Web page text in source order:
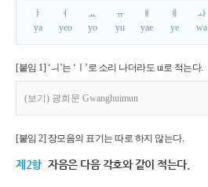
ㅑ
ya
ㅕ
yeo
ㅛ
yo
ㅠ
yu
ㅒ
yae
ㅖ
ye
ㅘ
wa
[붙임 1] ‘ㅢ’는 ‘ㅣ’로 소리 나더라도 ui로 적는다.
(보기) 광희문 Gwanghuimun
[붙임 2] 장모음의 표기는 따로 하지 않는다.
제2항 자음은 다음 각호와 같이 적는다.